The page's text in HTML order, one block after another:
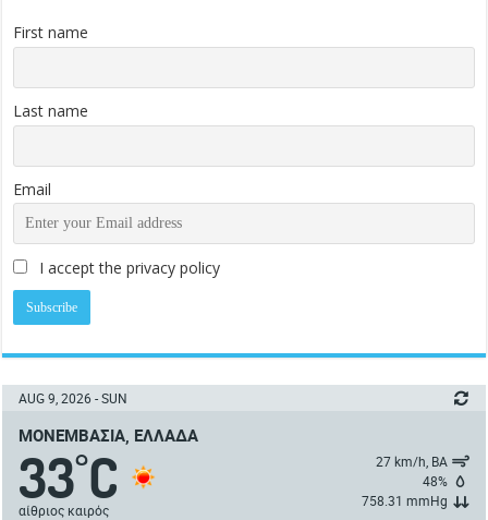
First name
Last name
Email
I accept the privacy policy
AUG 9, 2026 - SUN
ΜΟΝΕΜΒΑΣΙΆ, ΕΛΛΆΔΑ
33°C
αίθριος καιρός
27 km/h, ΒΑ
48%
758.31 mmHg